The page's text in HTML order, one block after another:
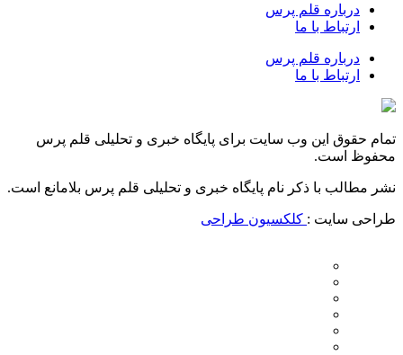
درباره قلم پرس
ارتباط با ما
درباره قلم پرس
ارتباط با ما
تمام حقوق این وب سایت برای پایگاه خبری و تحلیلی قلم پرس
محفوظ است.
نشر مطالب با ذکر نام پایگاه خبری و تحلیلی قلم پرس بلامانع است.
طراحی سایت : کلکسیون طراحی